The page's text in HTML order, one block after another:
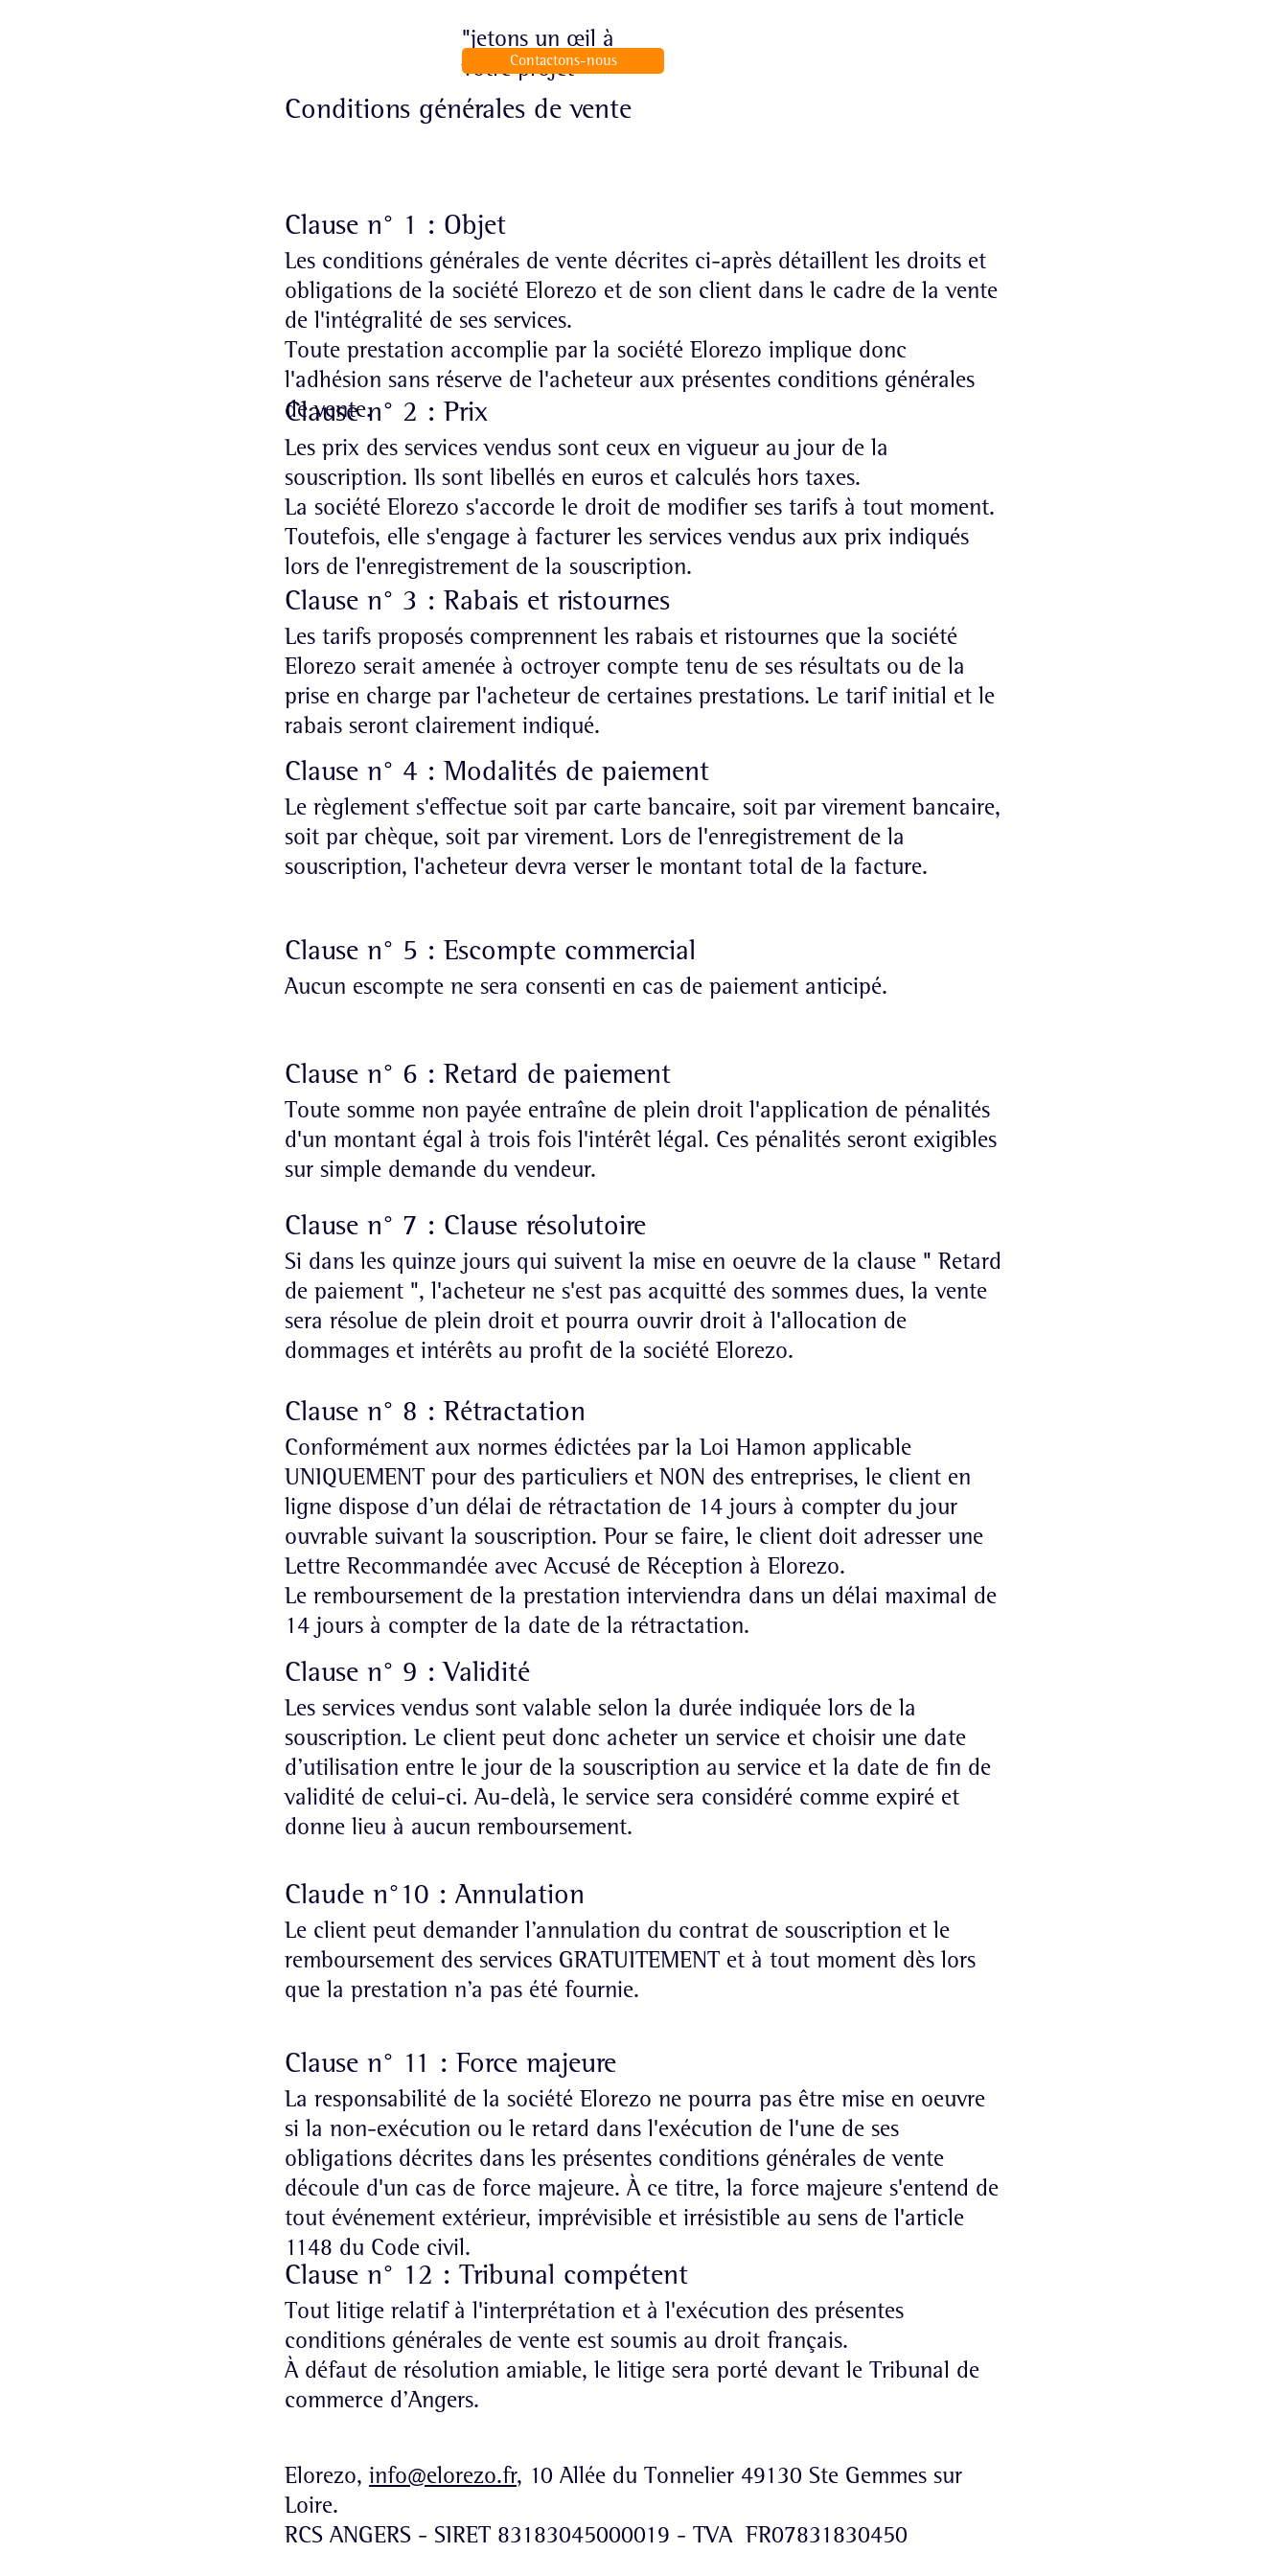
"jetons un œil à
votre projet"
Contactons-nous
Conditions générales de vente
Les conditions générales de vente décrites ci-après détaillent les droits et
obligations de la société Elorezo et de son client dans le cadre de la vente
de l'intégralité de ses services.
Toute prestation accomplie par la société Elorezo implique donc
l'adhésion sans réserve de l'acheteur aux présentes conditions générales
de vente.
Clause n° 1 : Objet
Les prix des services vendus sont ceux en vigueur au jour de la
souscription. Ils sont libellés en euros et calculés hors taxes.
La société Elorezo s'accorde le droit de modifier ses tarifs à tout moment.
Toutefois, elle s'engage à facturer les services vendus aux prix indiqués
lors de l'enregistrement de la souscription.
Clause n° 2 : Prix
Les tarifs proposés comprennent les rabais et ristournes que la société
Elorezo serait amenée à octroyer compte tenu de ses résultats ou de la
prise en charge par l'acheteur de certaines prestations. Le tarif initial et le
rabais seront clairement indiqué.
Clause n° 3 : Rabais et ristournes
Clause n° 4 : Modalités de paiement
Le règlement s'effectue soit par carte bancaire, soit par virement bancaire,
soit par chèque, soit par virement. Lors de l'enregistrement de la
souscription, l'acheteur devra verser le montant total de la facture.
Clause n° 5 : Escompte commercial
Aucun escompte ne sera consenti en cas de paiement anticipé.
Toute somme non payée entraîne de plein droit l'application de pénalités
d'un montant égal à trois fois l'intérêt légal. Ces pénalités seront exigibles
sur simple demande du vendeur.
Clause n° 6 : Retard de paiement
Clause n° 7 : Clause résolutoire
Si dans les quinze jours qui suivent la mise en oeuvre de la clause " Retard
de paiement ", l'acheteur ne s'est pas acquitté des sommes dues, la vente
sera résolue de plein droit et pourra ouvrir droit à l'allocation de
dommages et intérêts au profit de la société Elorezo.
Clause n° 8 : Rétractation
Conformément aux normes édictées par la Loi Hamon applicable
UNIQUEMENT pour des particuliers et NON des entreprises, le client en
ligne dispose d’un délai de rétractation de 14 jours à compter du jour
ouvrable suivant la souscription. Pour se faire, le client doit adresser une
Lettre Recommandée avec Accusé de Réception à Elorezo.
Le remboursement de la prestation interviendra dans un délai maximal de
14 jours à compter de la date de la rétractation.
Clause n° 9 : Validité
Les services vendus sont valable selon la durée indiquée lors de la
souscription. Le client peut donc acheter un service et choisir une date
d’utilisation entre le jour de la souscription au service et la date de fin de
validité de celui-ci. Au-delà, le service sera considéré comme expiré et
donne lieu à aucun remboursement.
Claude n°10 : Annulation
Le client peut demander l’annulation du contrat de souscription et le
remboursement des services GRATUITEMENT et à tout moment dès lors
que la prestation n’a pas été fournie.
Clause n° 11 : Force majeure
La responsabilité de la société Elorezo ne pourra pas être mise en oeuvre
si la non-exécution ou le retard dans l'exécution de l'une de ses
obligations décrites dans les présentes conditions générales de vente
découle d'un cas de force majeure. À ce titre, la force majeure s'entend de
tout événement extérieur, imprévisible et irrésistible au sens de l'article
1148 du Code civil.
Clause n° 12 : Tribunal compétent
Tout litige relatif à l'interprétation et à l'exécution des présentes
conditions générales de vente est soumis au droit français.
À défaut de résolution amiable, le litige sera porté devant le Tribunal de
commerce d’Angers.
Elorezo, info@elorezo.fr, 10 Allée du Tonnelier 49130 Ste Gemmes sur
Loire.
RCS ANGERS - SIRET 83183045000019 - TVA FR07831830450